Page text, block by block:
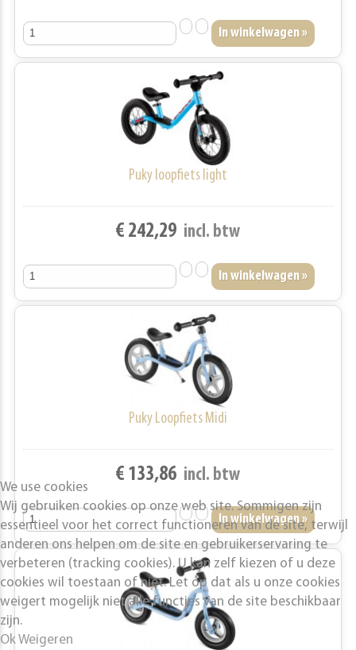
Puky loopfiets light
€ 242,29 incl. btw
Puky Loopfiets Midi
€ 133,86 incl. btw
We use cookies
Wij gebruiken cookies op onze web site. Sommigen zijn
essentieel voor het correct functioneren van de site, terwijl
anderen ons helpen om de site en gebruikerservaring te
verbeteren (tracking cookies). U kan zelf kiezen of u deze
cookies wil toestaan of niet. Let op dat als u onze cookies
weigert mogelijk niet alle functies van de site beschikbaar
zijn.
OkWeigeren